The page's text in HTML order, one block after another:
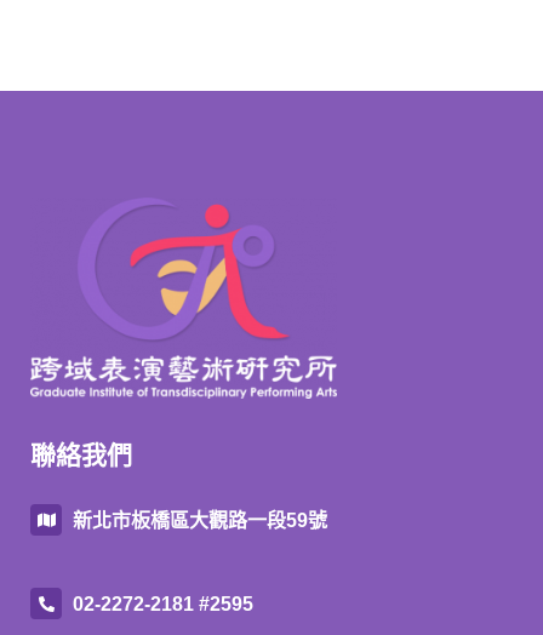
聯絡我們
新北市板橋區大觀路一段59號
02-2272-2181 #2595